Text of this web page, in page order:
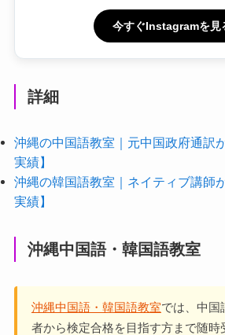
今すぐInstagramを見
詳細
沖縄の中国語教室｜元中国政府通訳
実績】
沖縄の韓国語教室｜ネイティブ講師
実績】
沖縄中国語・韓国語教室
沖縄中国語・韓国語教室では、中国
者から検定合格を目指す方まで随時